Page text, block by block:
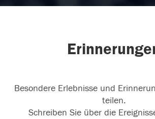
Besondere Erlebnisse und
teilen.
Schreiben Sie über die